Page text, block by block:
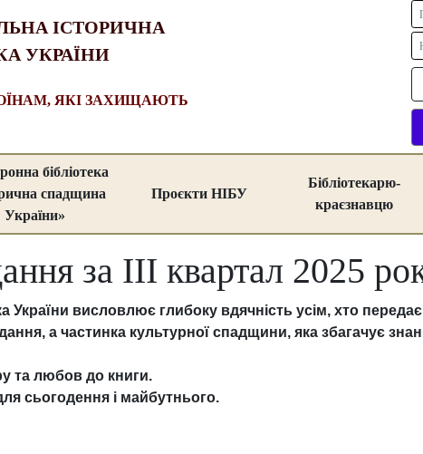
ІСТОРИЧНА
УКРАЇНИ
ЯКІ ЗАХИЩАЮТЬ
бібліотека
спадщина
України»
Проєкти НІБУ
Бібліотекарю-
краєзнавцю
за IІI квартал 2025
України висловлює глибоку вдячність усім, хто
а частинка культурної спадщини, яка збагачує
та любов до книги.
сьогодення і майбутнього.